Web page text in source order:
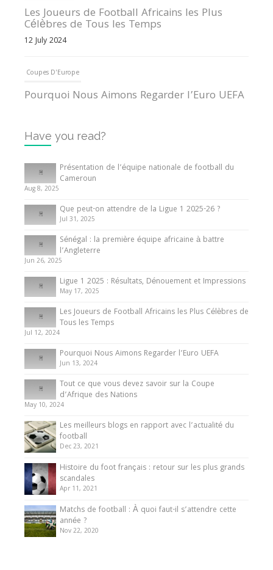
Les Joueurs de Football Africains les Plus
Célèbres de Tous les Temps
12 July 2024
Coupes D'Europe
Pourquoi Nous Aimons Regarder l’Euro UEFA
Internationales
Tout ce que vous devez savoir sur la Coupe
d’Afrique des Nations
10 May 2024
Internationales
Présentation de l’équipe nationale de football
du Cameroun
8 August 2025
Have you read?
Présentation de l’équipe nationale de football du
Cameroun
Aug 8, 2025
Que peut-on attendre de la Ligue 1 2025-26 ?
Jul 31, 2025
Sénégal : la première équipe africaine à battre
l’Angleterre
Jun 26, 2025
Ligue 1 2025 : Résultats, Dénouement et Impressions
May 17, 2025
Les Joueurs de Football Africains les Plus Célèbres de
Tous les Temps
Jul 12, 2024
Pourquoi Nous Aimons Regarder l’Euro UEFA
Jun 13, 2024
Tout ce que vous devez savoir sur la Coupe
d’Afrique des Nations
May 10, 2024
Les meilleurs blogs en rapport avec l’actualité du
football
Dec 23, 2021
Histoire du foot français : retour sur les plus grands
scandales
Apr 11, 2021
Matchs de football : À quoi faut-il s’attendre cette
année ?
Nov 22, 2020